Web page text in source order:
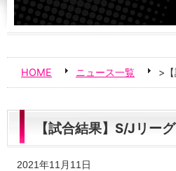
HOME ニュース一覧 >
【試合結果】S/Jリー
2021年11月11日